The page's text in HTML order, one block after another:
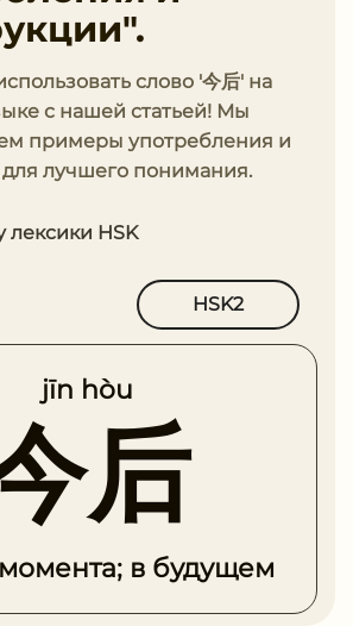
слово '今后' на
с нашей статьей! Мы
примеры употребления и
для лучшего понимания.
лексики HSK
HSK2
jīn hòu
后
момента; в будущем